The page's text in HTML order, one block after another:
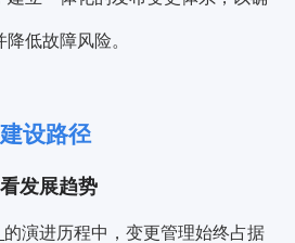
低故障风险。
设路径
发展趋势
的演进历程中，变更管理始终占据